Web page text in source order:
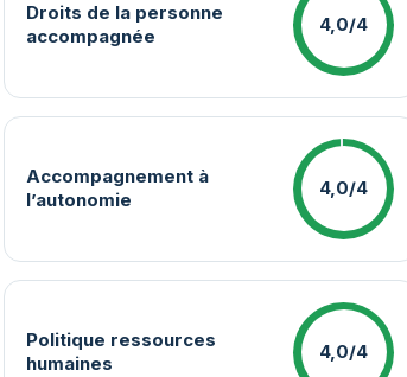
Droits de la personne
accompagnée
4,0/4
Accompagnement à
l’autonomie
4,0/4
Politique ressources
humaines
4,0/4